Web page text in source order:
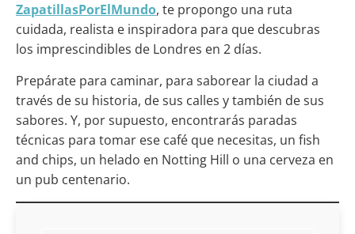
ZapatillasPorElMundo, te propongo una ruta
cuidada, realista e inspiradora para que descubras
los imprescindibles de Londres en 2 días.
Prepárate para caminar, para saborear la ciudad a
través de su historia, de sus calles y también de sus
sabores. Y, por supuesto, encontrarás paradas
técnicas para tomar ese café que necesitas, un fish
and chips, un helado en Notting Hill o una cerveza en
un pub centenario.